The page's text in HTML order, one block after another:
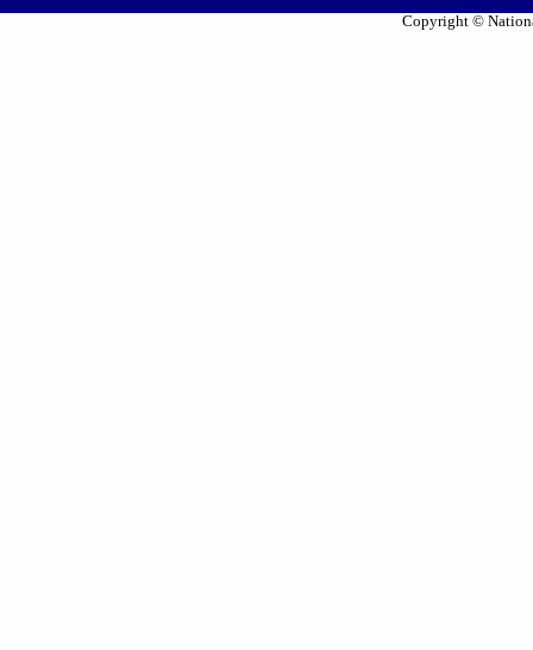
Copyright ©